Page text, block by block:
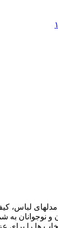
لباس، کیف،
به شما